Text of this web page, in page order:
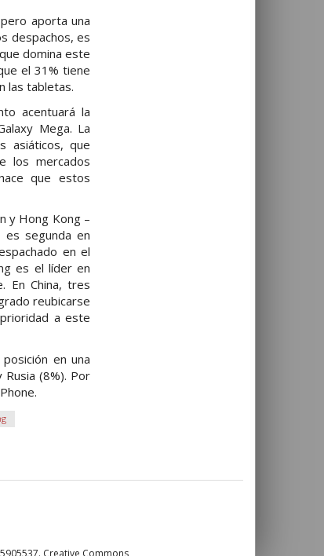
aporta una
despachos, es
domina este
el 31% tiene
las tabletas.
acentuará la
Mega. La
asiáticos, que
los mercados
que estos
y Hong Kong –
es segunda en
en el
es el líder en
En China, tres
reubicarse
a este
en una
(8%). Por
Creative Commons